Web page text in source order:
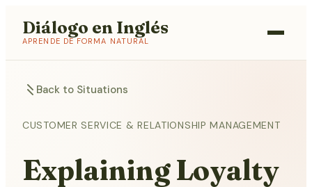
Diálogo en Inglés
APRENDE DE FORMA NATURAL
Back to Situations
CUSTOMER SERVICE & RELATIONSHIP MANAGEMENT
Explaining Loyalty